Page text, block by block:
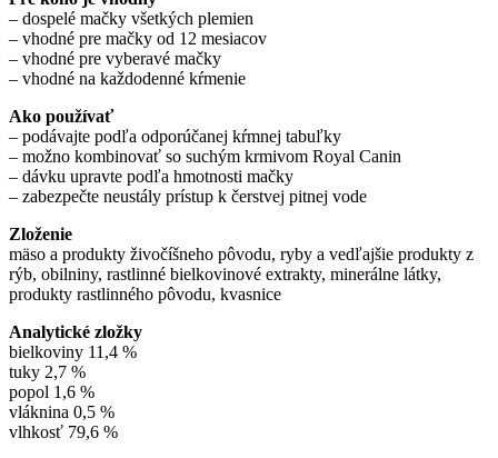
– dospelé mačky všetkých plemien
– vhodné pre mačky od 12 mesiacov
– vhodné pre vyberavé mačky
– vhodné na každodenné kŕmenie
Ako používať
– podávajte podľa odporúčanej kŕmnej tabuľky
– možno kombinovať so suchým krmivom Royal Canin
– dávku upravte podľa hmotnosti mačky
– zabezpečte neustály prístup k čerstvej pitnej vode
Zloženie
mäso a produkty živočíšneho pôvodu, ryby a vedľajšie produkty z
rýb, obilniny, rastlinné bielkovinové extrakty, minerálne látky,
produkty rastlinného pôvodu, kvasnice
Analytické zložky
bielkoviny 11,4 %
tuky 2,7 %
popol 1,6 %
vláknina 0,5 %
vlhkosť 79,6 %